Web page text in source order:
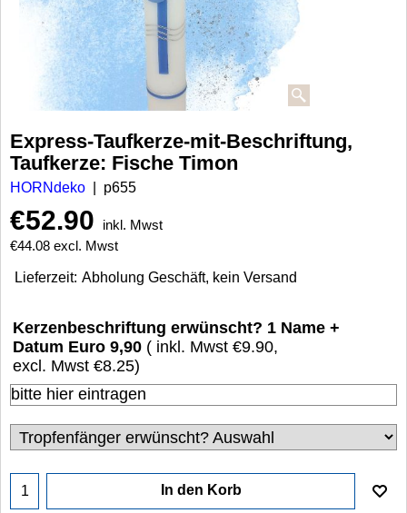
Express-Taufkerze-mit-Beschriftung,
Taufkerze: Fische Timon
HORNdeko p655
€52.90
inkl. Mwst
€44.08 excl. Mwst
Lieferzeit: Abholung Geschäft, kein Versand
Kerzenbeschriftung erwünscht? 1 Name +
Datum Euro 9,90 ( inkl. Mwst €9.90,
excl. Mwst €8.25)
In den Korb